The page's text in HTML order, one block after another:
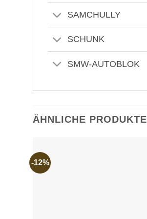
SAMCHULLY
SCHUNK
SMW-AUTOBLOK
ÄHNLICHE PRODUKTE
-12%